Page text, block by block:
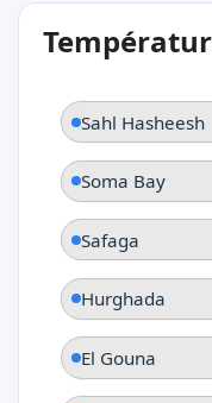
Sahl Hasheesh
Soma Bay
Safaga
Hurghada
El Gouna